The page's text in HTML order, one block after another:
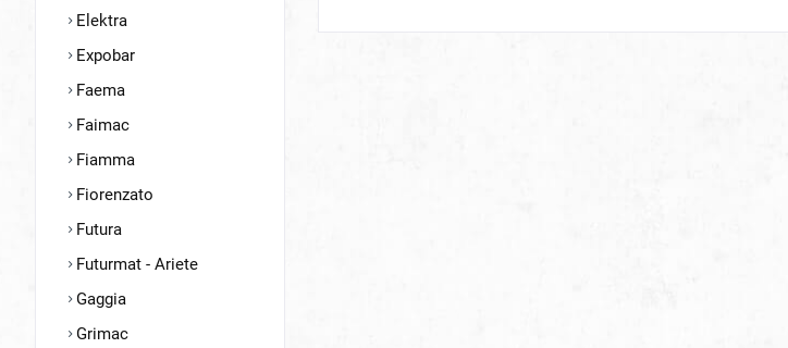
Elektra
Expobar
Faema
Faimac
Fiamma
Fiorenzato
Futura
Futurmat - Ariete
Gaggia
Grimac